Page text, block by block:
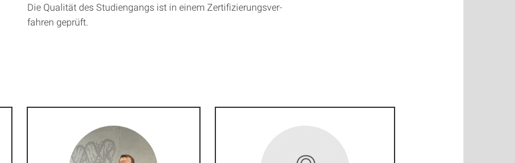
Die Qualität des Studien­gangs ist in einem Zer­ti­fizier­ungs­ver­
fahren geprüft.